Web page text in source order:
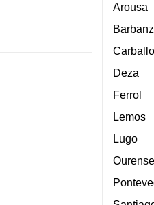
Arousa
Carballo
Deza
Ferrol
Lemos
Lugo
Ourense